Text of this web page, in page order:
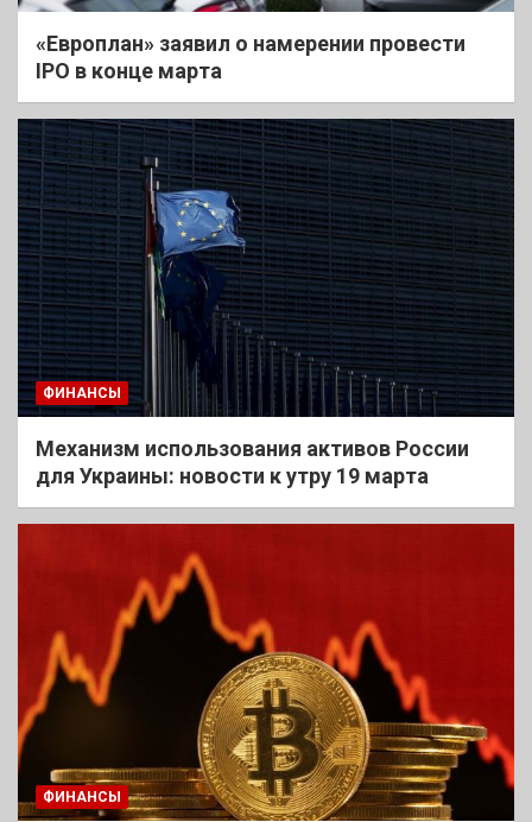
«Европлан» заявил о намерении провести
IPO в конце марта
ФИНАНСЫ
Механизм использования активов России
для Украины: новости к утру 19 марта
ФИНАНСЫ